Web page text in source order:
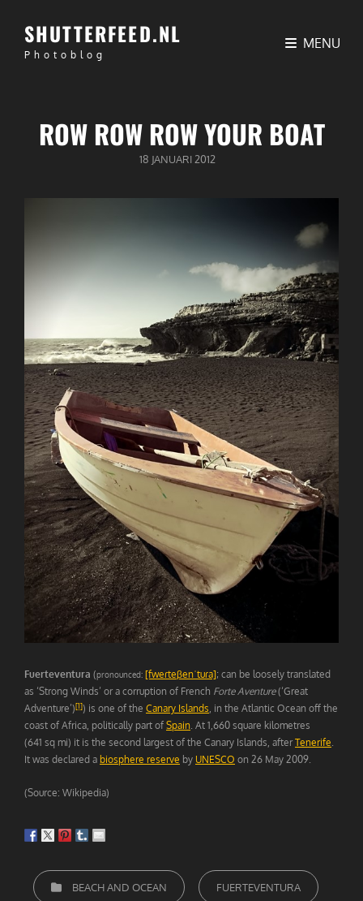
SHUTTERFEED.NL
Photoblog
MENU
ROW ROW ROW YOUR BOAT
GEPUBLICEERD
18 JANUARI 2012
Fuerteventura (pronounced: [fweɾteβenˈtuɾa]; can be loosely translated
as ‘Strong Winds’ or a corruption of French Forte Aventure(‘Great
Adventure’)[1]) is one of the Canary Islands, in the Atlantic Ocean off the
coast of Africa, politically part of Spain. At 1,660 square kilometres
(641 sq mi) it is the second largest of the Canary Islands, after Tenerife.
It was declared a biosphere reserve by UNESCO on 26 May 2009.
(Source: Wikipedia)
CATEGORIEËN
BEACH AND OCEAN FUERTEVENTURA